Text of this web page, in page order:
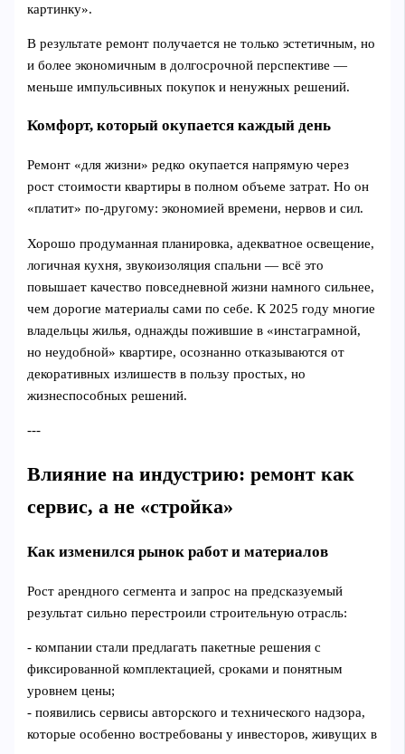
картинку».
В результате ремонт получается не только эстетичным, но
и более экономичным в долгосрочной перспективе —
меньше импульсивных покупок и ненужных решений.
Комфорт, который окупается каждый день
Ремонт «для жизни» редко окупается напрямую через
рост стоимости квартиры в полном объеме затрат. Но он
«платит» по‑другому: экономией времени, нервов и сил.
Хорошо продуманная планировка, адекватное освещение,
логичная кухня, звукоизоляция спальни — всё это
повышает качество повседневной жизни намного сильнее,
чем дорогие материалы сами по себе. К 2025 году многие
владельцы жилья, однажды пожившие в «инстаграмной,
но неудобной» квартире, осознанно отказываются от
декоративных излишеств в пользу простых, но
жизнеспособных решений.
---
Влияние на индустрию: ремонт как
сервис, а не «стройка»
Как изменился рынок работ и материалов
Рост арендного сегмента и запрос на предсказуемый
результат сильно перестроили строительную отрасль:
- компании стали предлагать пакетные решения с
фиксированной комплектацией, сроками и понятным
уровнем цены;
- появились сервисы авторского и технического надзора,
которые особенно востребованы у инвесторов, живущих в